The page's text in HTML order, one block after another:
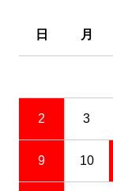
日 月
2 3
9 10